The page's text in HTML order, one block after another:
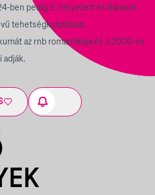
ben pedig 3. helyezett és Bánkuti
tehetségkutatóban.
az rnb romantikája és a 2000-es
adják.